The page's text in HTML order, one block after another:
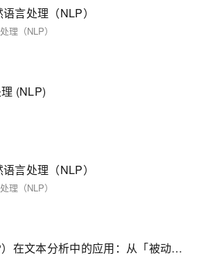
言处理（NLP）
理（NLP）
(NLP)
言处理（NLP）
理（NLP）
自然语言处理（NLP）在文本分析中的应用：从「被动收集」到「主动分析」